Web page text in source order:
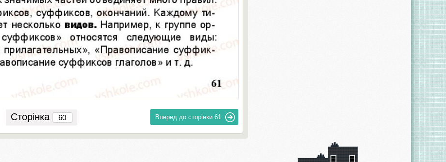
Сторінка Вперед до сторінки 61